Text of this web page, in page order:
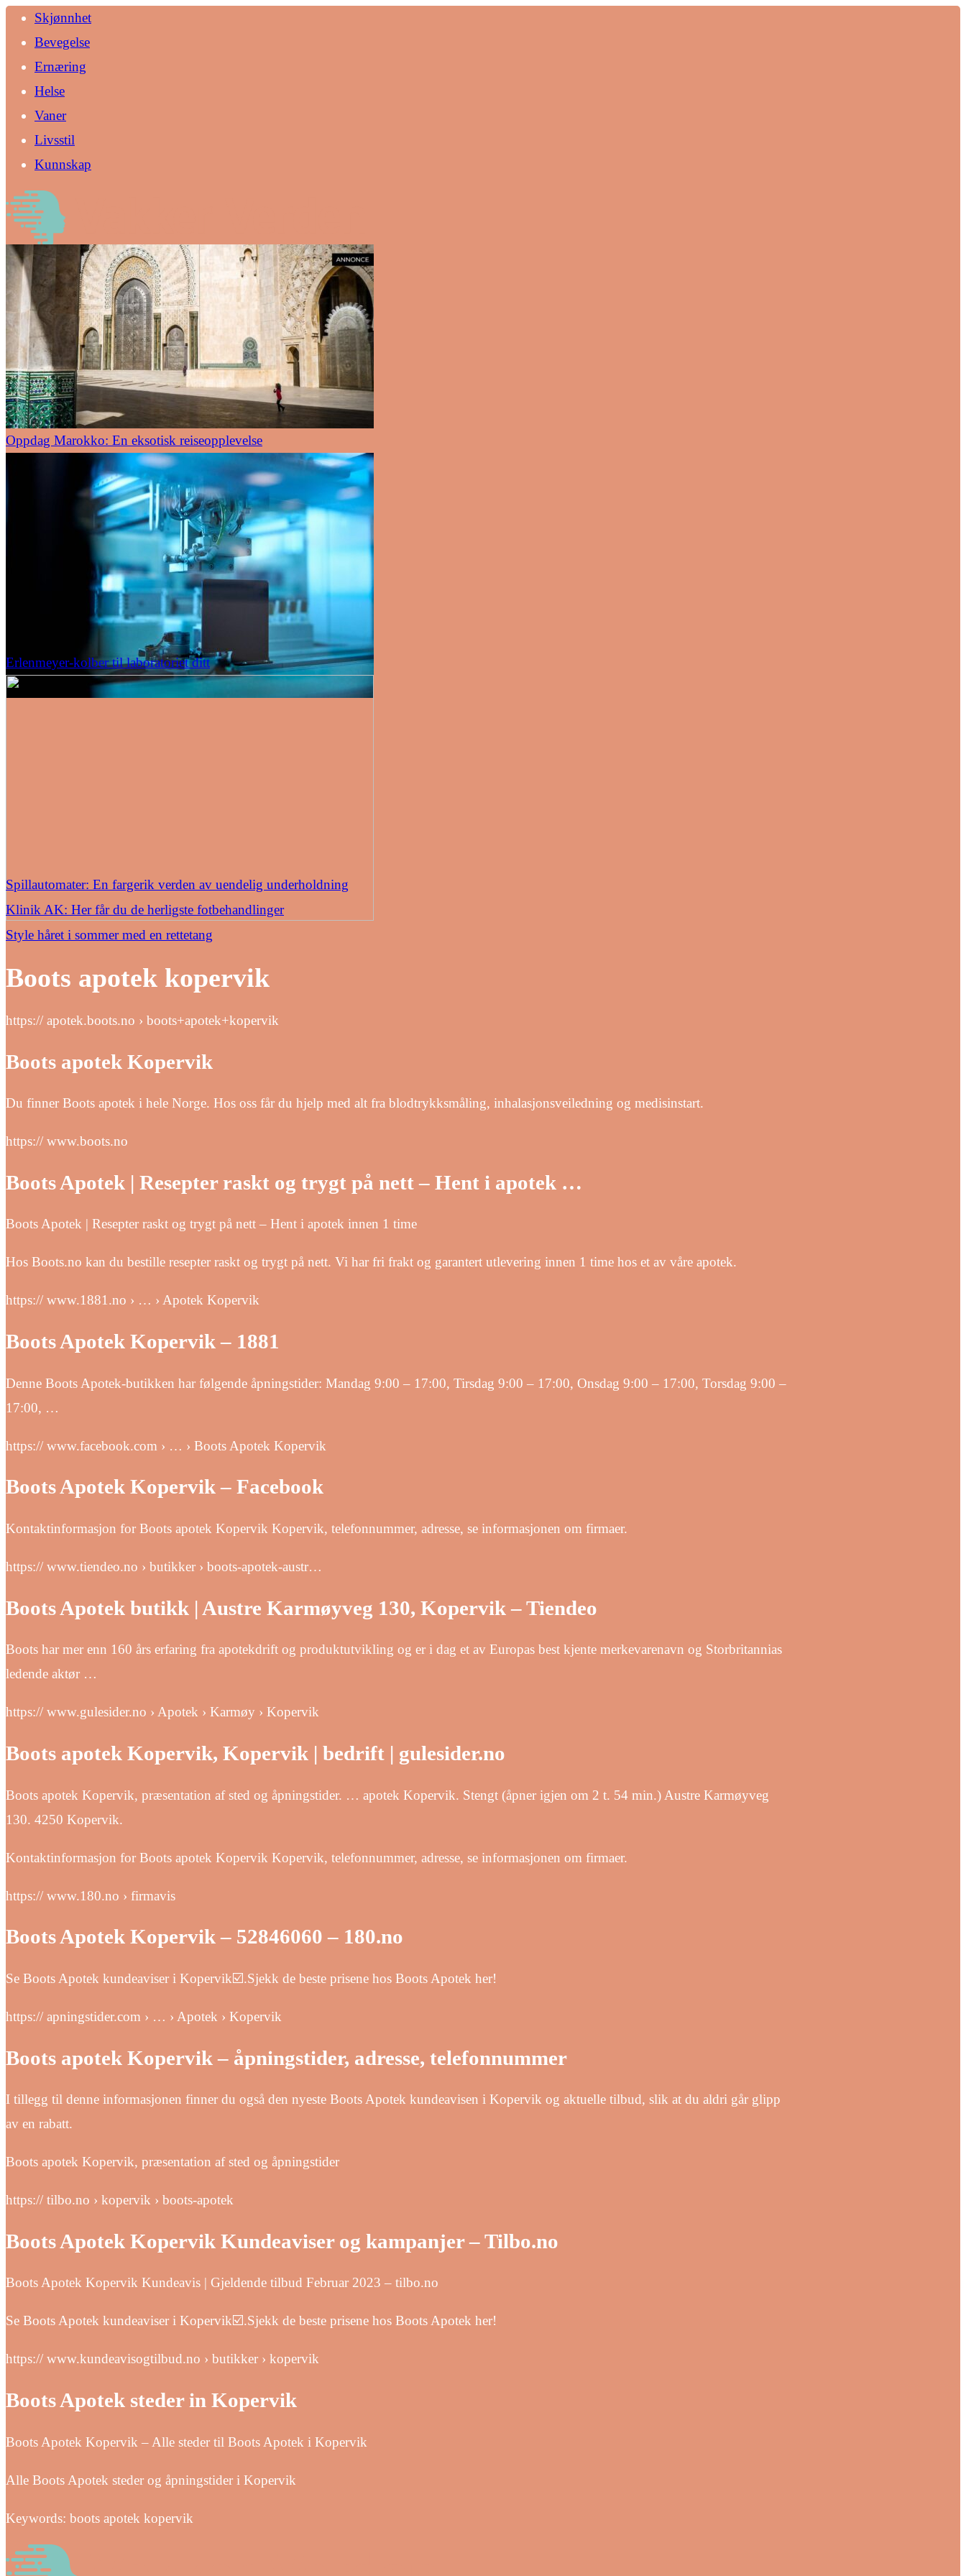
Skjønnhet
Bevegelse
Ernæring
Helse
Vaner
Livsstil
Kunnskap
Oppdag Marokko: En eksotisk reiseopplevelse
Erlenmeyer-kolber til laboratoriet ditt
Spillautomater: En fargerik verden av uendelig underholdning
Klinik AK: Her får du de herligste fotbehandlinger
Style håret i sommer med en rettetang
Boots apotek kopervik
https:// apotek.boots.no › boots+apotek+kopervik
Boots apotek Kopervik
Du finner Boots apotek i hele Norge. Hos oss får du hjelp med alt fra blodtrykksmåling, inhalasjonsveiledning og medisinstart.
https:// www.boots.no
Boots Apotek | Resepter raskt og trygt på nett – Hent i apotek …
Boots Apotek | Resepter raskt og trygt på nett – Hent i apotek innen 1 time
Hos Boots.no kan du bestille resepter raskt og trygt på nett. Vi har fri frakt og garantert utlevering innen 1 time hos et av våre apotek.
https:// www.1881.no › … › Apotek Kopervik
Boots Apotek Kopervik – 1881
Denne Boots Apotek-butikken har følgende åpningstider: Mandag 9:00 – 17:00, Tirsdag 9:00 – 17:00, Onsdag 9:00 – 17:00, Torsdag 9:00 –
17:00, …
https:// www.facebook.com › … › Boots Apotek Kopervik
Boots Apotek Kopervik – Facebook
Kontaktinformasjon for Boots apotek Kopervik Kopervik, telefonnummer, adresse, se informasjonen om firmaer.
https:// www.tiendeo.no › butikker › boots-apotek-austr…
Boots Apotek butikk | Austre Karmøyveg 130, Kopervik – Tiendeo
Boots har mer enn 160 års erfaring fra apotekdrift og produktutvikling og er i dag et av Europas best kjente merkevarenavn og Storbritannias
ledende aktør …
https:// www.gulesider.no › Apotek › Karmøy › Kopervik
Boots apotek Kopervik, Kopervik | bedrift | gulesider.no
Boots apotek Kopervik, præsentation af sted og åpningstider. … apotek Kopervik. Stengt (åpner igjen om 2 t. 54 min.) Austre Karmøyveg
130. 4250 Kopervik.
Kontaktinformasjon for Boots apotek Kopervik Kopervik, telefonnummer, adresse, se informasjonen om firmaer.
https:// www.180.no › firmavis
Boots Apotek Kopervik – 52846060 – 180.no
Se Boots Apotek kundeaviser i Kopervik☑️.Sjekk de beste prisene hos Boots Apotek her!
https:// apningstider.com › … › Apotek › Kopervik
Boots apotek Kopervik – åpningstider, adresse, telefonnummer
I tillegg til denne informasjonen finner du også den nyeste Boots Apotek kundeavisen i Kopervik og aktuelle tilbud, slik at du aldri går glipp
av en rabatt.
Boots apotek Kopervik, præsentation af sted og åpningstider
https:// tilbo.no › kopervik › boots-apotek
Boots Apotek Kopervik Kundeaviser og kampanjer – Tilbo.no
Boots Apotek Kopervik Kundeavis | Gjeldende tilbud Februar 2023 – tilbo.no
Se Boots Apotek kundeaviser i Kopervik☑️.Sjekk de beste prisene hos Boots Apotek her!
https:// www.kundeavisogtilbud.no › butikker › kopervik
Boots Apotek steder in Kopervik
Boots Apotek Kopervik – Alle steder til Boots Apotek i Kopervik
Alle Boots Apotek steder og åpningstider i Kopervik
Keywords: boots apotek kopervik